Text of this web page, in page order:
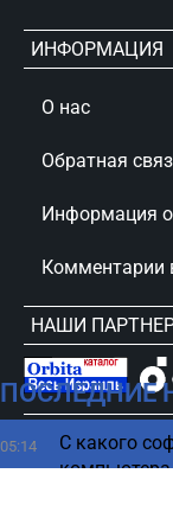
ПОСЛЕДНИЕ
05:14
С какого
компьютера
ИНФОРМАЦИЯ
О нас
Обратная
Информация
Комментарии
НАШИ
сursorinfo.co.il